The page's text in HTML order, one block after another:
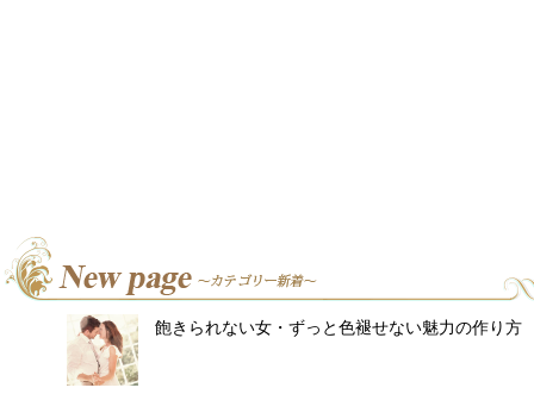
飽きられない女・ずっと色褪せない魅力の作り方